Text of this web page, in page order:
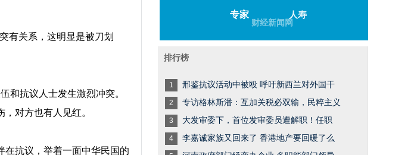
有关系，这明显是被刀划
和抗议人士发生激烈冲突。
对方也有人见红。
在抗议，举着一面中华民国的
专家
财经新闻网
人寿
排行榜
1 邢鉴抗议活动中被殴 呼吁新西兰对外国干
2 专访格林斯潘：互加关税必双输，民粹主义
3 大发审委下，首位发审委员遭解职！任职
4 李嘉诚家族又回来了 香港地产要回暖了么